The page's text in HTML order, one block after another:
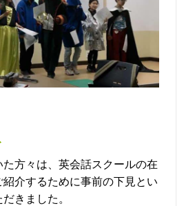
方々は、英会話スクールの在
介するために事前の下見とい
きました。